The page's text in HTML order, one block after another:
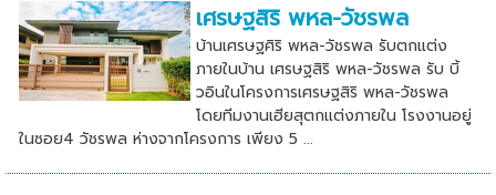
เศรษฐสิริ พหล-วัชรพล
บ้านเศรษฐศิริ พหล-วัชรพล รับตกแต่ง
ภายในบ้าน เศรษฐสิริ พหล-วัชรพล รับ บิ้
วอินในโครงการเศรษฐสิริ พหล-วัชรพล
โดยทีมงานเฮียสุตกแต่งภายใน โรงงานอยู่
ในซอย4 วัชรพล ห่างจากโครงการ เพียง 5 ...